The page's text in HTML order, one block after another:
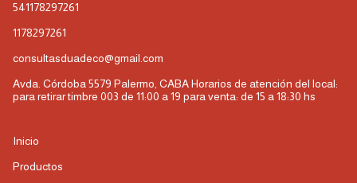
541178297261
1178297261
consultasduadeco@gmail.com
Avda. Córdoba 5579 Palermo, CABA Horarios de atención del local:
para retirar timbre 003 de 11:00 a 19 para venta: de 15 a 18:30 hs
Inicio
Productos